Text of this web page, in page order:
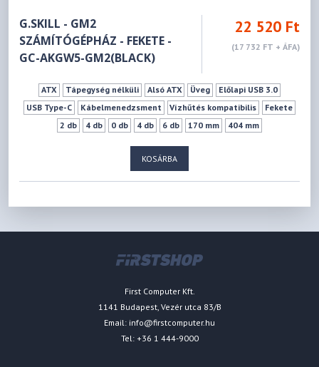
G.SKILL - GM2
SZÁMÍTÓGÉPHÁZ - FEKETE -
GC-AKGW5-GM2(BLACK)
22 520 Ft
(17 732 FT + ÁFA)
ATX Tápegység nélküli Alsó ATX Üveg
Előlapi USB 3.0
USB Type-C
Kábelmenedzsment Vízhűtés kompatibilis
Fekete
2 db
4 db 0 db 4 db 6 db 170 mm 404 mm
KOSÁRBA
First Computer Kft.
1141 Budapest, Vezér utca 83/B
Email: info@firstcomputer.hu
Tel: +36 1 444-9000